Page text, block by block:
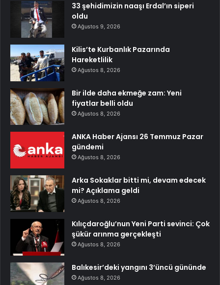
33 şehidimizin naaşı Erdal’ın siperi
oldu
Ağustos 9, 2026
Kilis’te Kurbanlık Pazarında
Hareketlilik
Ağustos 8, 2026
Bir ilde daha ekmeğe zam: Yeni
fiyatlar belli oldu
Ağustos 8, 2026
ANKA Haber Ajansı 26 Temmuz Pazar
gündemi
Ağustos 8, 2026
Arka Sokaklar bitti mi, devam edecek
mi? Açıklama geldi
Ağustos 8, 2026
Kılıçdaroğlu’nun Yeni Parti sevinci: Çok
şükür arınma gerçekleşti
Ağustos 8, 2026
Balıkesir’deki yangını 3’üncü gününde
Ağustos 8, 2026